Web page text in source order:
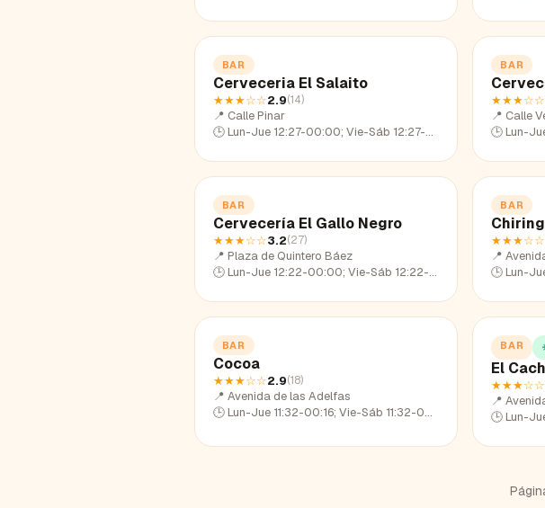
BAR
Cerveceria El Salaito
★★★☆☆2.9(14)
📍 Calle Pinar
🕒 Lun-Jue 12:27-00:00; Vie-Sáb 12:27-02:23; Dom 12:27-22:47
BAR
★★★☆☆
📍 Calle
🕒 Lun-Jue
BAR
Cervecería El Gallo Negro
★★★☆☆3.2(27)
📍 Plaza de Quintero Báez
🕒 Lun-Jue 12:22-00:00; Vie-Sáb 12:22-01:45; Dom 12:22-23:17
BAR
★★★☆☆
📍
🕒 Lun-Jue
BAR
Cocoa
★★★☆☆2.9(18)
📍 Avenida de las Adelfas
🕒 Lun-Jue 11:32-00:16; Vie-Sáb 11:32-02:07; Dom 11:32-22:39
BAR
El
★★★☆☆
📍
🕒 Lun-Jue